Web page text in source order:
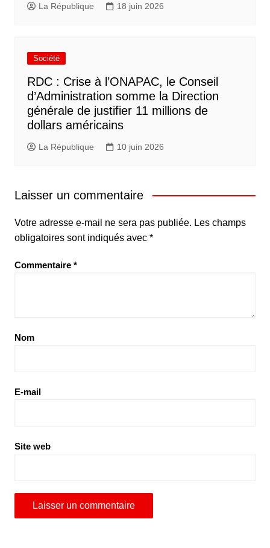
La République 18 juin 2026
Société
RDC : Crise à l’ONAPAC, le Conseil
d’Administration somme la Direction
générale de justifier 11 millions de
dollars américains
La République 10 juin 2026
Laisser un commentaire
Votre adresse e-mail ne sera pas publiée. Les champs
obligatoires sont indiqués avec *
Commentaire *
Nom
E-mail
Site web